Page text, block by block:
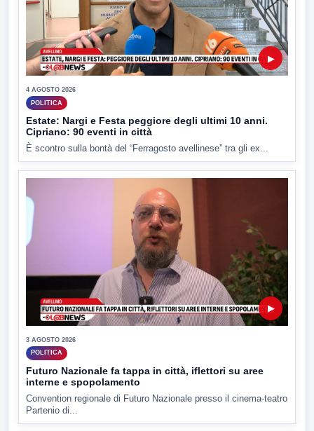
▶
4 AGOSTO 2026
POLITICA
Estate: Nargi e Festa peggiore degli ultimi 10 anni.
Cipriano: 90 eventi in città
È scontro sulla bontà del “Ferragosto avellinese” tra gli ex...
▶
3 AGOSTO 2026
POLITICA
Futuro Nazionale fa tappa in città, iflettori su aree
interne e spopolamento
Convention regionale di Futuro Nazionale presso il cinema-teatro
Partenio di...